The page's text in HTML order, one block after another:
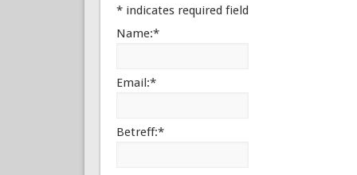
* indicates required field
Name:*
Email:*
Betreff:*